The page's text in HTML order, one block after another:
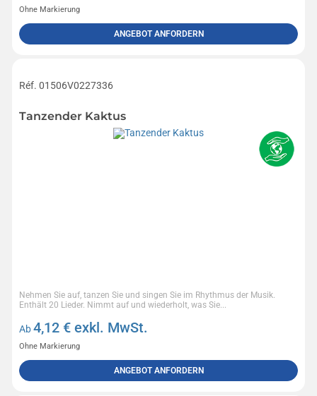
Ohne Markierung
ANGEBOT ANFORDERN
Réf. 01506V0227336
Tanzender Kaktus
Nehmen Sie auf, tanzen Sie und singen Sie im Rhythmus der Musik.
Enthält 20 Lieder. Nimmt auf und wiederholt, was Sie...
Ab4,12 € exkl. MwSt.
Ohne Markierung
ANGEBOT ANFORDERN